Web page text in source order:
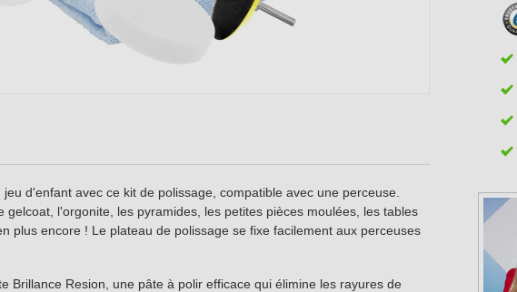
d'enfant avec ce kit de polissage, compatible avec une perceuse.
gelcoat, l'orgonite, les pyramides, les petites pièces moulées, les tables
plus encore ! Le plateau de polissage se fixe facilement aux perceuses
Brillance Resion, une pâte à polir efficace qui élimine les rayures de